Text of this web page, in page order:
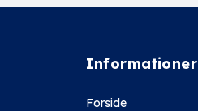
Informationer
Forside